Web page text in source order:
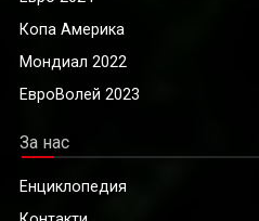
Копа Америка
Мондиал 2022
ЕвроВолей 2023
За нас
Енциклопедия